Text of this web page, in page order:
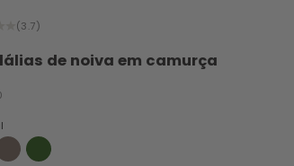
(3.7)
de noiva em camurça
toupeiraverde